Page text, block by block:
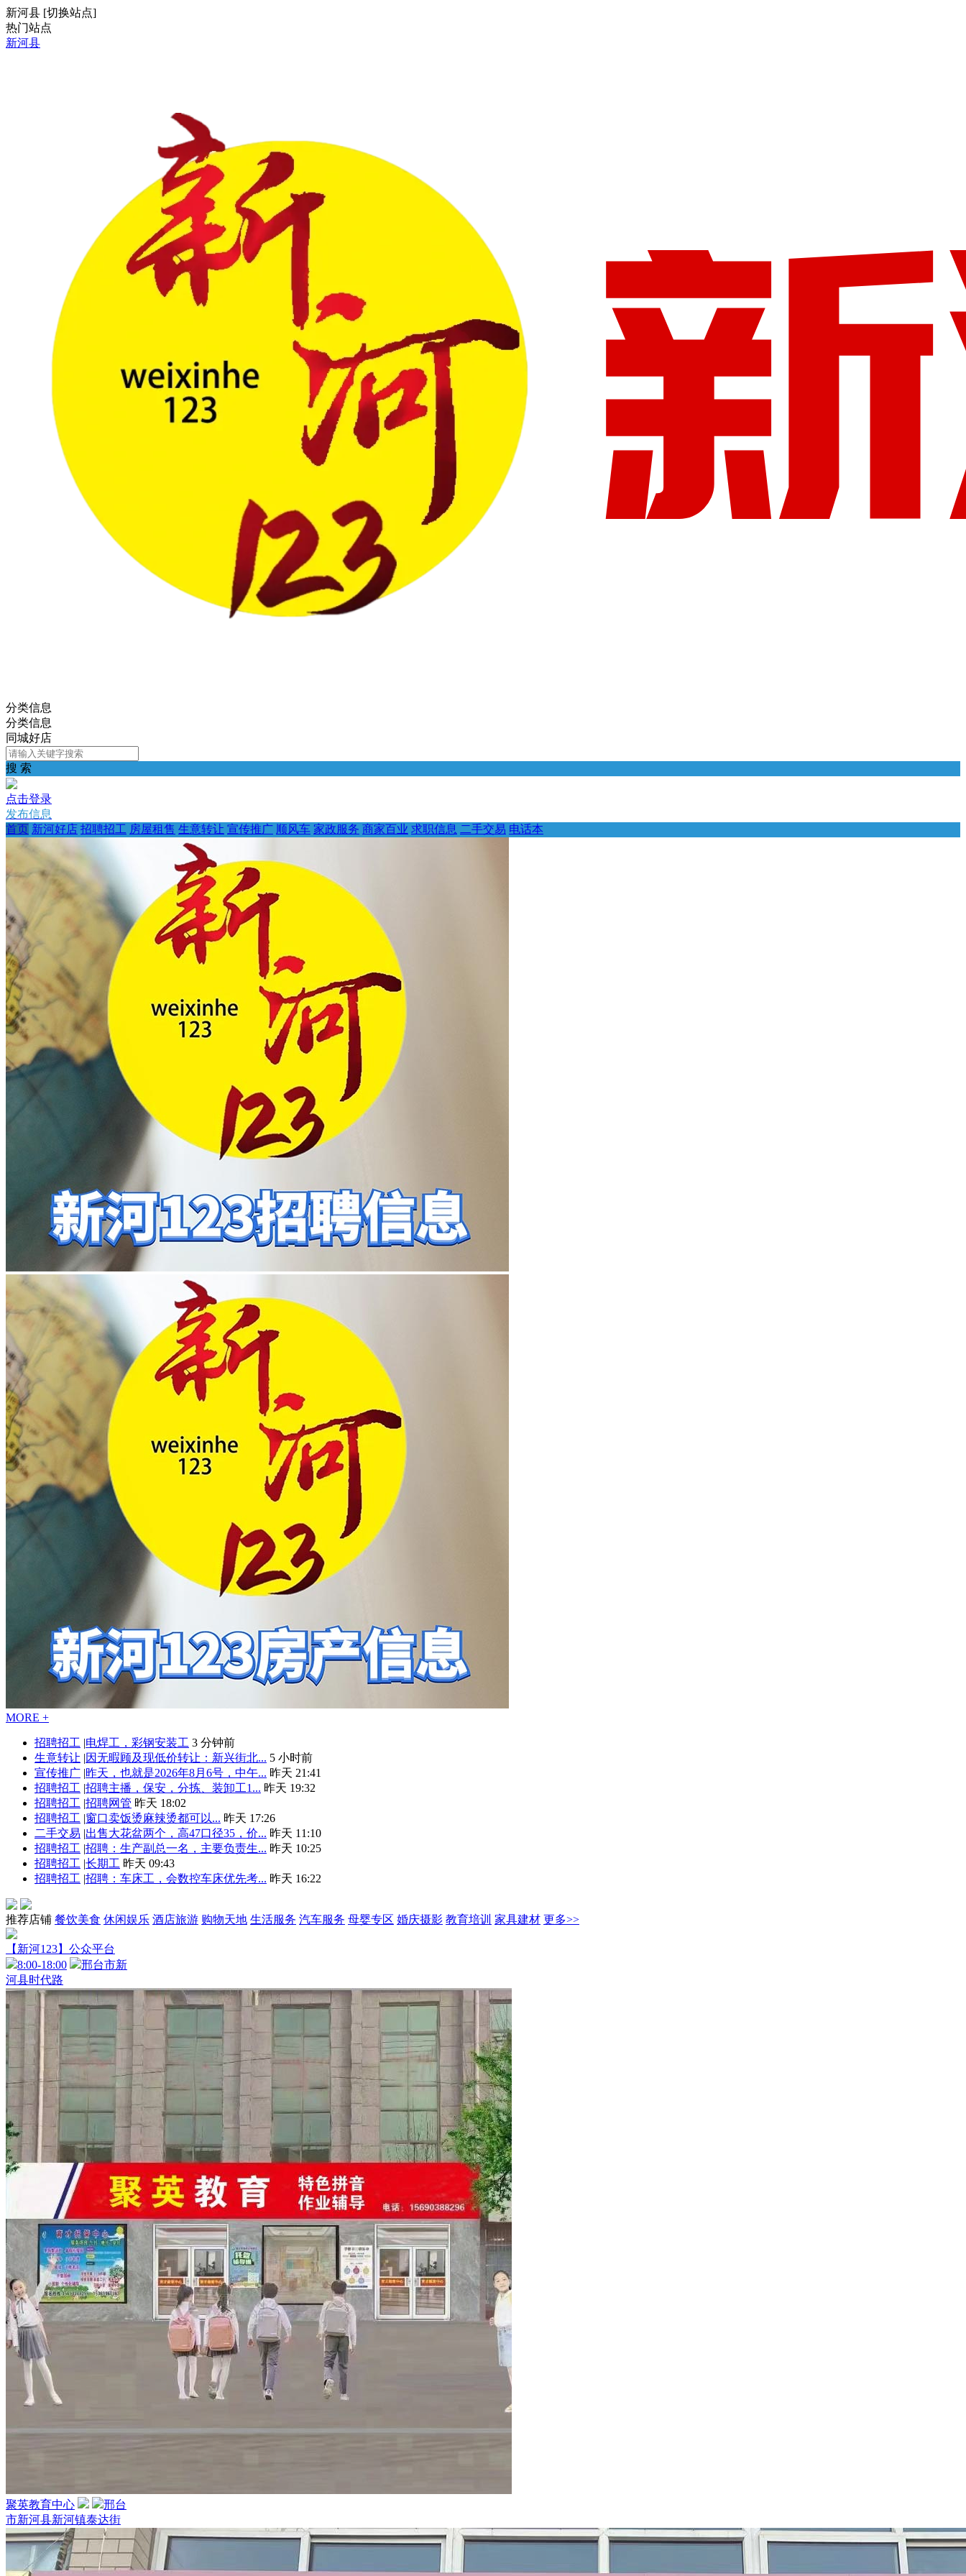
新河县 [切换站点]
热门站点
新河县
分类信息
分类信息
同城好店
搜 索
点击登录
发布信息
首页 新河好店 招聘招工 房屋租售 生意转让 宣传推广 顺风车 家政服务 商家百业 求职信息 二手交易 电话本
MORE +
招聘招工 |电焊工，彩钢安装工 3 分钟前
生意转让 |因无暇顾及现低价转让：新兴街北... 5 小时前
宣传推广 |昨天，也就是2026年8月6号，中午... 昨天 21:41
招聘招工 |招聘主播，保安，分拣、装卸工1... 昨天 19:32
招聘招工 |招聘网管 昨天 18:02
招聘招工 |窗口卖饭烫麻辣烫都可以... 昨天 17:26
二手交易 |出售大花盆两个，高47口径35，价... 昨天 11:10
招聘招工 |招聘：生产副总一名，主要负责生... 昨天 10:25
招聘招工 |长期工 昨天 09:43
招聘招工 |招聘：车床工，会数控车床优先考... 昨天 16:22
推荐店铺 餐饮美食 休闲娱乐 酒店旅游 购物天地 生活服务 汽车服务 母婴专区 婚庆摄影 教育培训 家具建材 更多>>
【新河123】公众平台
8:00-18:00
邢台市新
河县时代路
聚英教育中心
邢台
市新河县新河镇泰达街